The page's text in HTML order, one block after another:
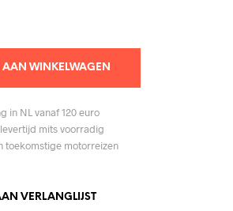
AAN WINKELWAGEN
in NL vanaf 120 euro
mits voorradig
toekomstige motorreizen
VERLANGLIJST